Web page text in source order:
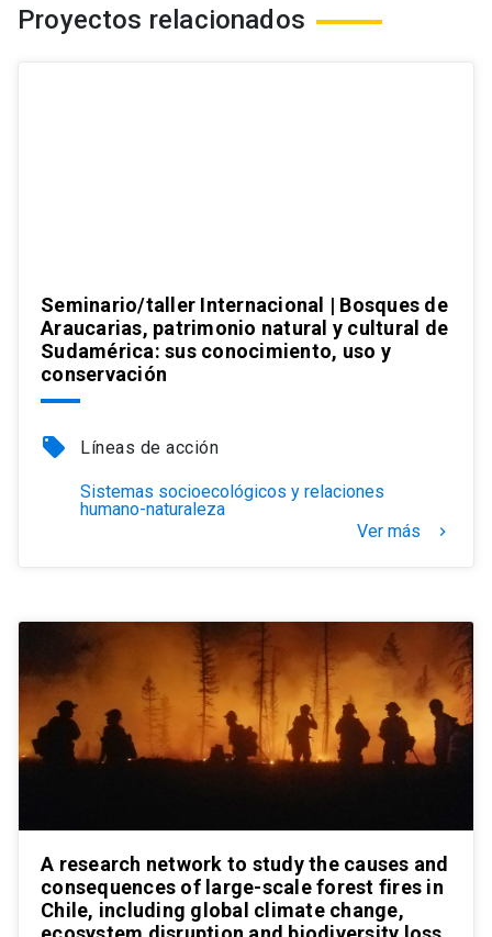
Proyectos relacionados
Seminario/taller Internacional | Bosques de
Araucarias, patrimonio natural y cultural de
Sudamérica: sus conocimiento, uso y
conservación
local_offer Líneas de acción
Sistemas socioecológicos y relaciones
humano-naturaleza
Ver más
keyboard_arrow_right
A research network to study the causes and
consequences of large-scale forest fires in
Chile, including global climate change,